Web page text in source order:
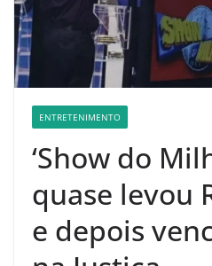
ENTRETENIMENTO
‘Show do
quase levou
e depois